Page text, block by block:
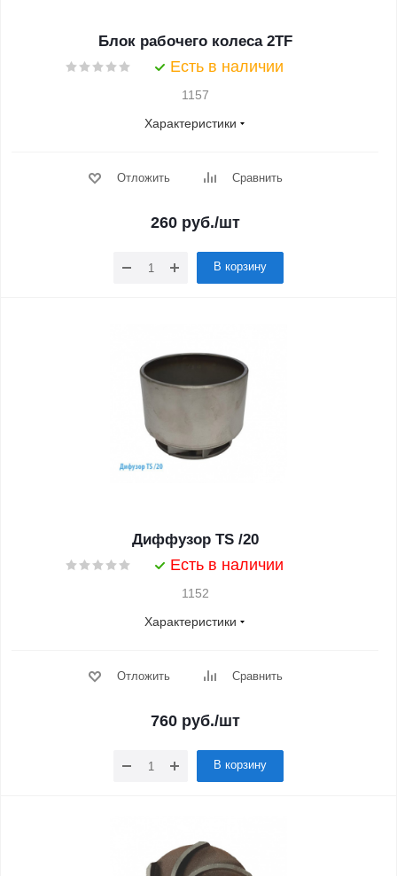
Блок рабочего колеса 2TF
Есть в наличии
1157
Характеристики
Отложить Сравнить
260 руб./шт
В корзину
Диффузор TS /20
Есть в наличии
1152
Характеристики
Отложить Сравнить
760 руб./шт
В корзину